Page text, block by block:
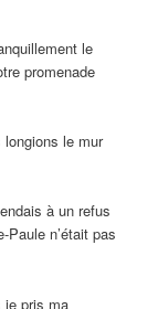
le
promenade
le mur
à un refus
n’était pas
pris ma